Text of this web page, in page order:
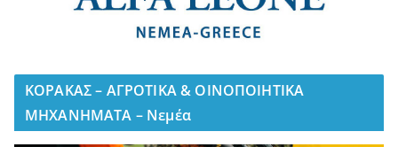
ΚΟΡΑΚΑΣ – ΑΓΡΟΤΙΚΑ & ΟΙΝΟΠΟΙΗΤΙΚΑ
ΜΗΧΑΝΗΜΑΤΑ – Νεμέα